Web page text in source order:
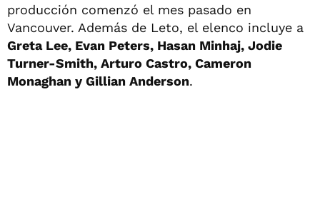
producción comenzó el mes pasado en
Vancouver. Además de Leto, el elenco incluye a
Greta Lee, Evan Peters, Hasan Minhaj, Jodie
Turner-Smith, Arturo Castro, Cameron
Monaghan y Gillian Anderson.